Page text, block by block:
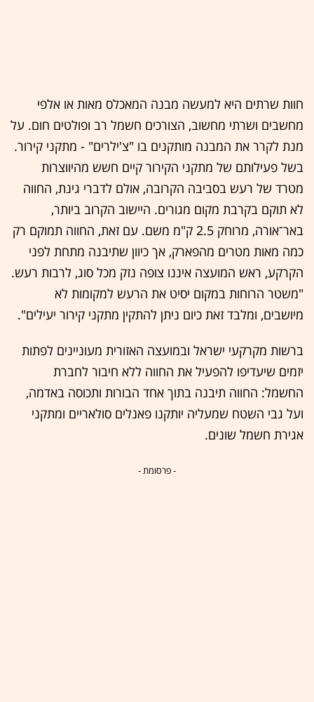
חוות שרתים היא למעשה מבנה המאכלס מאות או אלפי
מחשבים ושרתי מחשוב, הצורכים חשמל רב ופולטים חום. על
מנת לקרר את המבנה מותקנים בו "צ'ילרים" - מתקני קירור.
בשל פעילותם של מתקני הקירור קיים חשש מהיווצרות
מטרד של רעש בסביבה הקרובה, אולם לדברי גינת, החווה
לא תוקם בקרבת מקום מגורים. היישוב הקרוב ביותר,
באר־אורה, מרוחק 2.5 ק"מ משם. עם זאת, החווה תמוקם רק
כמה מאות מטרים מהפארק, אך כיוון שתיבנה מתחת לפני
הקרקע, ראש המועצה איננו צופה נזק מכל סוג, לרבות רעש.
"משטר הרוחות במקום יסיט את הרעש למקומות לא
מיושבים, ומלבד זאת כיום ניתן להתקין מתקני קירור יעילים".
ברשות מקרקעי ישראל ובמועצה האזורית מעוניינים לפתות
יזמים שיעדיפו להפעיל את החווה ללא חיבור לחברת
החשמל: החווה תיבנה בתוך אחד הבורות ותכוסה באדמה,
ועל גבי השטח שמעליה יותקנו פאנלים סולאריים ומתקני
אגירת חשמל שונים.
- פרסומת -